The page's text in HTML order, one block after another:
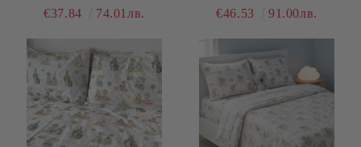
ЛЕГЛО, КОЛЕДНИ
НАТУРАЛЕН ПАМУК
(ПОПЛИН), 3 ЧАСТИ
€37.84 74.01лв.
МИШКИ“ 2 – 100%
(РАНФОРС), 4 ЧАСТИ
€46.53 91.00лв.